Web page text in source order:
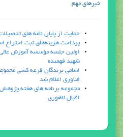
خبرهاي مهم
حمايت از پايان نامه هاي
پرداخت هزینه‌های ثبت اختراع
اولين جلسه مؤسسه آموزش عالي
شهيد فهميده
اسامي برندگان قرعه كشي
فناوري اعلام شد
مجموعه برنامه هاي هفته
اقبال لاهوري